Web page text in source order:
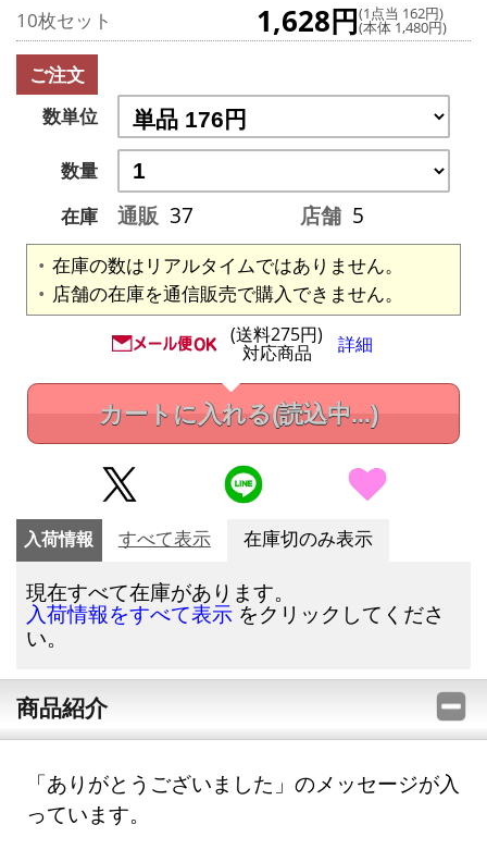
10枚セット 1,628円(1点当 162円)
(本体 1,480円)
ご注文
数単位
数量
在庫
通販 37 店舗 5
在庫の数はリアルタイムではありません。
店舗の在庫を通信販売で購入できません。
(送料275円)
対応商品 詳細
カートに入れる(読込中...)
入荷情報 すべて表示 在庫切のみ表示
現在すべて在庫があります。
入荷情報をすべて表示 をクリックしてくださ
い。
商品紹介
「ありがとうございました」のメッセージが入
っています。